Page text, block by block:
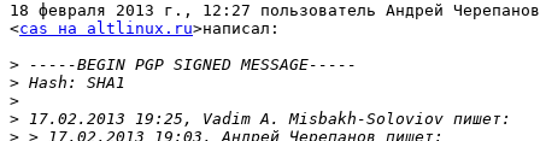
18 февраля 2013 г., 12:27 пользователь Андрей Черепанов
<cas на altlinux.ru>написал:
>
>
>
>
>